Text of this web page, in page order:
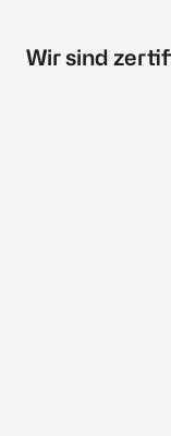
Wir sind